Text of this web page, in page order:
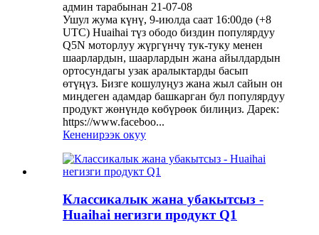
админ тарабынан 21-07-08
Ушул жума күнү, 9-июлда саат 16:00дө (+8
UTC) Huaihai түз ободо биздин популярдуу
Q5N моторлуу жүргүнчү тук-туку менен
шаарлардын, шаарлардын жана айылдардын
ортосундагы узак аралыктарды басып
өтүңүз. Бизге кошулуңуз жана жыл сайын он
миңдеген адамдар башкарган бул популярдуу
продукт жөнүндө көбүрөөк билиңиз. Дарек:
https://www.faceboo...
Кененирээк окуу
Классикалык жана убакытсыз -
Huaihai негизги продукт Q1